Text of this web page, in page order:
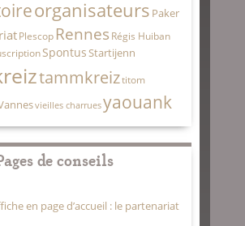
organisateurs Paker
Plescop Rennes Régis Huiban
SpontusStartijenn
tammkreiztitom
vieilles charruesyaouank
de conseils
en page d’accueil : le partenariat